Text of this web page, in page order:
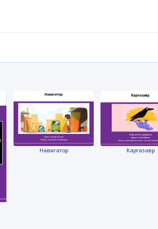
Навигатор Каргазавр